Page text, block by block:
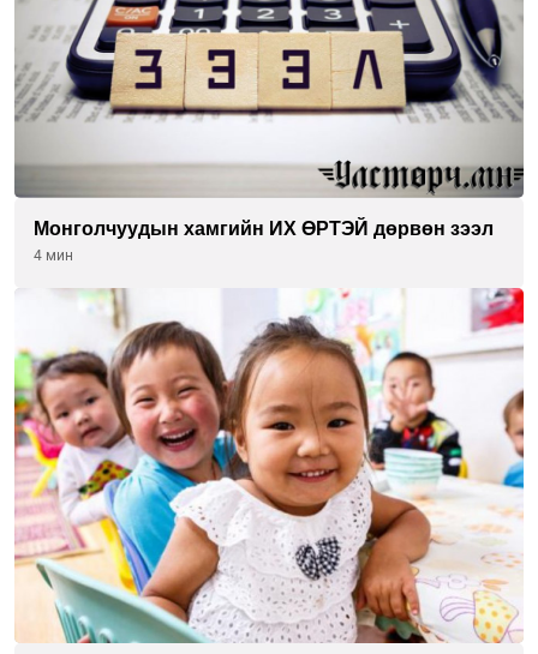
Монголчуудын хамгийн ИХ ӨРТЭЙ дөрвөн зээл
4 мин